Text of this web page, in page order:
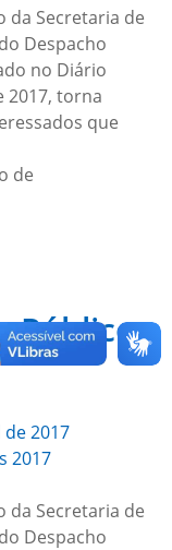
da Secretaria de
Despacho
no Diário
2017, torna
que
de
Público
2017
2017
da Secretaria de
Despacho